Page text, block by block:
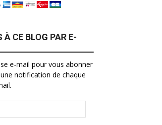
CE BLOG PAR E-
e-mail pour vous abonner
notification de chaque